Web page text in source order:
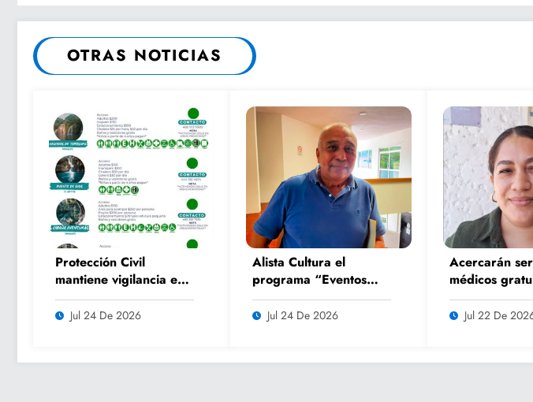
OTRAS NOTICIAS
Protección Civil
mantiene vigilancia en
parajes turísticos y
llama a respetar
Jul 24 De 2026
Alista Cultura el
programa “Eventos
Culturales de Verano
2026” para impulsar
Jul 24 De 2026
Acercarán
médicos
comunidades
Caravana de
Jul 22 De